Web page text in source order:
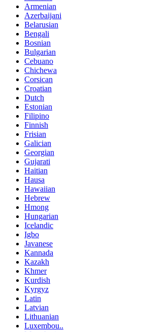
Armenian
Azerbaijani
Belarusian
Bengali
Bosnian
Bulgarian
Cebuano
Chichewa
Corsican
Croatian
Dutch
Estonian
Filipino
Finnish
Frisian
Galician
Georgian
Gujarati
Haitian
Hausa
Hawaiian
Hebrew
Hmong
Hungarian
Icelandic
Igbo
Javanese
Kannada
Kazakh
Khmer
Kurdish
Kyrgyz
Latin
Latvian
Lithuanian
Luxembou..